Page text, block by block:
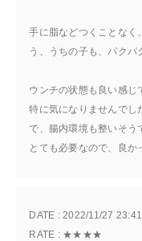
手に脂などつくことなく
う、うちの子も、パクパ
ウンチの状態も良い感じ
特に気になりませんでし
で、腸内環境も整いそう
とても必要なので、良か
DATE : 2022/11/27
RATE : ★★★★